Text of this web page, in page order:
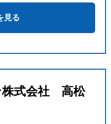
見る
株式会社 高松